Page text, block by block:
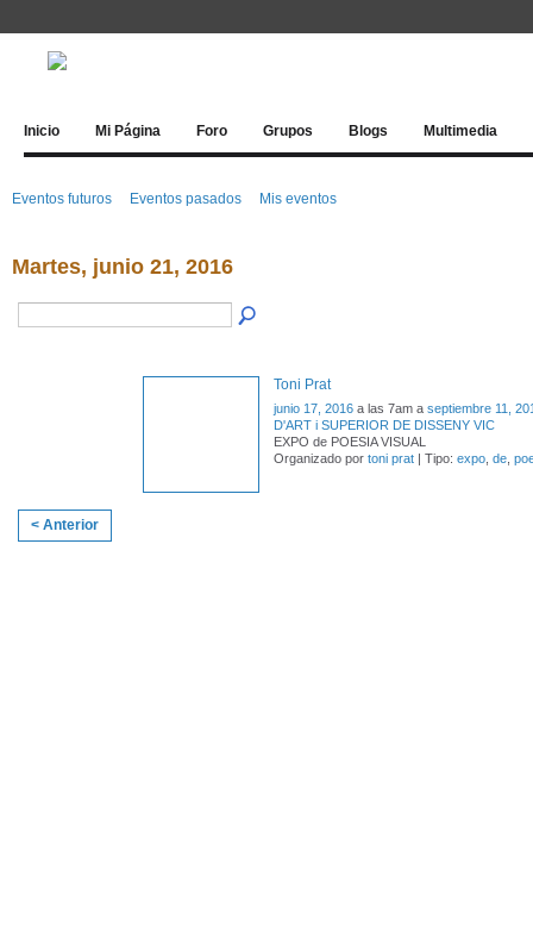
Inicio Mi Página Foro Grupos Blogs Multimedia
Eventos futuros Eventos pasados Mis eventos
Martes, junio 21, 2016
Toni Prat
junio 17, 2016 a las 7am a septiembre 11,
D'ART i SUPERIOR DE DISSENY VIC
EXPO de POESIA VISUAL
Organizado por toni prat | Tipo: expo de
< Anterior